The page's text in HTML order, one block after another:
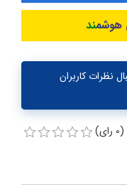
هوشمند
نظرات کاربران